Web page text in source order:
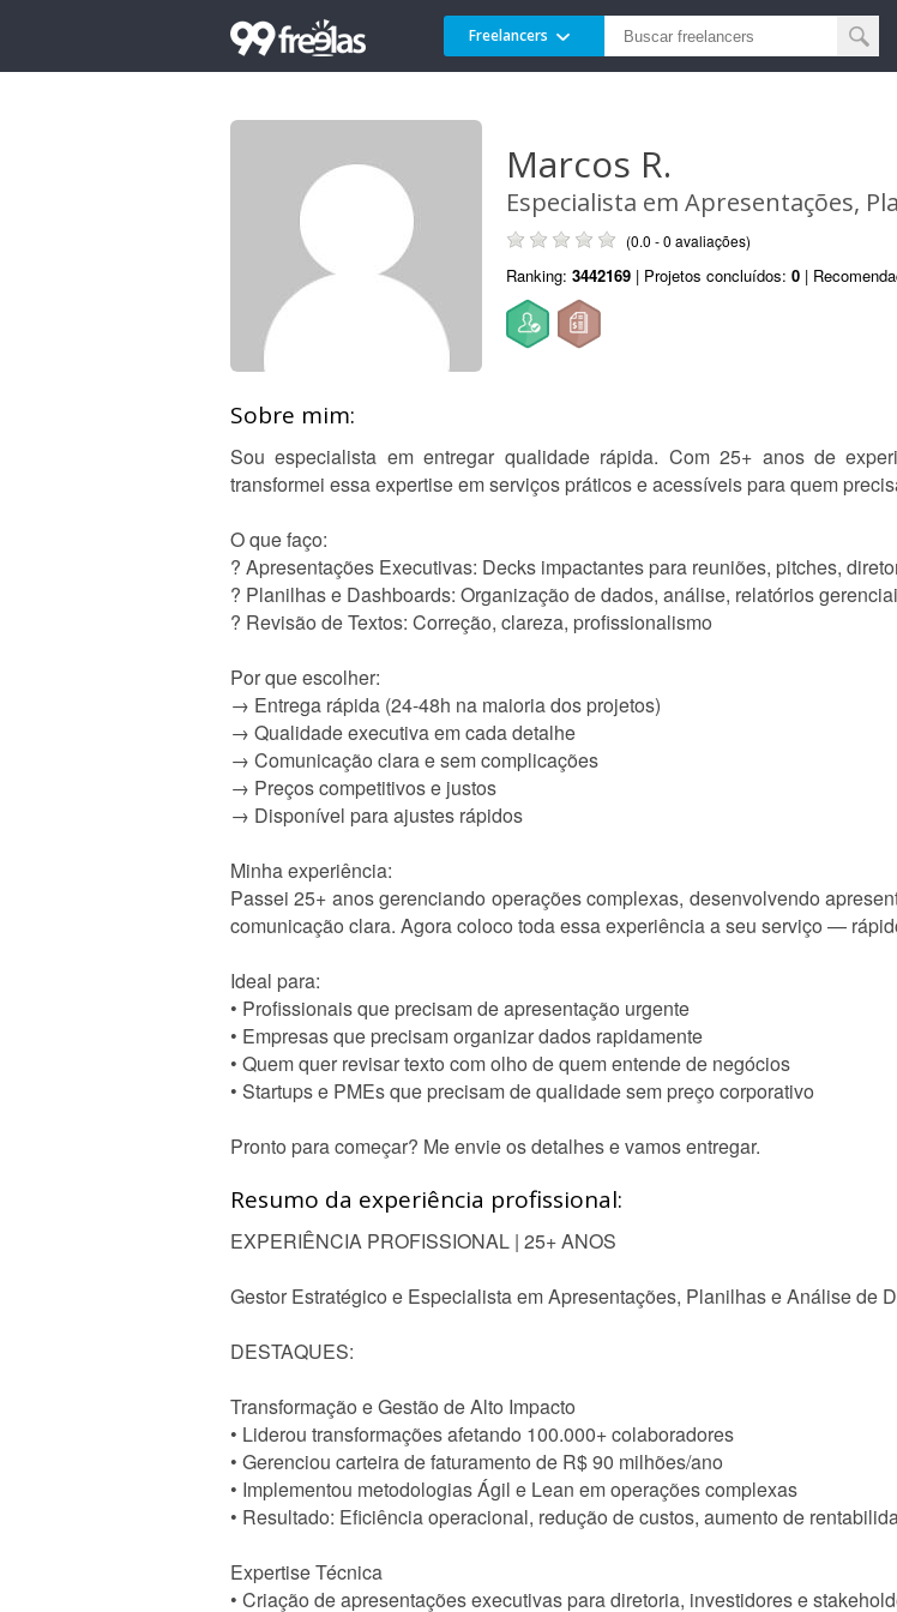
Freelancers
Marcos R.
Especialista em Apresentações,
(0.0 - 0 avaliações)
Ranking: 3442169 | Projetos concluídos: 0 |
Sobre mim:
Sou especialista em entregar qualidade rápida. Com 25+ anos de
transformei essa expertise em serviços práticos e acessíveis para quem
O que faço:
? Apresentações Executivas: Decks impactantes para reuniões, pitches,
? Planilhas e Dashboards: Organização de dados, análise, relatórios
? Revisão de Textos: Correção, clareza, profissionalismo
Por que escolher:
→ Entrega rápida (24-48h na maioria dos projetos)
→ Qualidade executiva em cada detalhe
→ Comunicação clara e sem complicações
→ Preços competitivos e justos
→ Disponível para ajustes rápidos
Minha experiência:
Passei 25+ anos gerenciando operações complexas, desenvolvendo
comunicação clara. Agora coloco toda essa experiência a seu serviço —
Ideal para:
• Profissionais que precisam de apresentação urgente
• Empresas que precisam organizar dados rapidamente
• Quem quer revisar texto com olho de quem entende de negócios
• Startups e PMEs que precisam de qualidade sem preço corporativo
Pronto para começar? Me envie os detalhes e vamos entregar.
Resumo da experiência profissional:
EXPERIÊNCIA PROFISSIONAL | 25+ ANOS
Gestor Estratégico e Especialista em Apresentações, Planilhas e Análise de
DESTAQUES:
Transformação e Gestão de Alto Impacto
• Liderou transformações afetando 100.000+ colaboradores
• Gerenciou carteira de faturamento de R$ 90 milhões/ano
• Implementou metodologias Ágil e Lean em operações complexas
• Resultado: Eficiência operacional, redução de custos, aumento de
Expertise Técnica
• Criação de apresentações executivas para diretoria, investidores e